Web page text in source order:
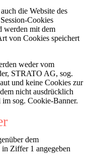
die Website des
Cookies
werden mit dem
von Cookies speichert
weder vom
STRATO AG, sog.
und keine Cookies zur
nicht ausdrücklich
im sog. Cookie-Banner.
dem
Ziffer 1 angegeben